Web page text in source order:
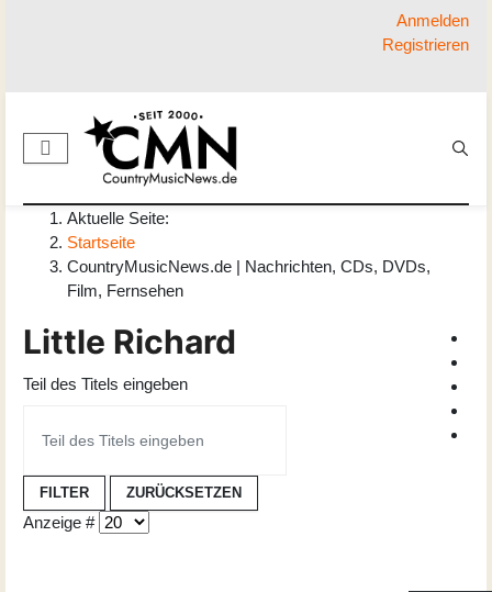
Anmelden
Registrieren
Aktuelle Seite:
Startseite
CountryMusicNews.de | Nachrichten, CDs, DVDs,
Film, Fernsehen
Little Richard
Teil des Titels eingeben
FILTER ZURÜCKSETZEN
Anzeige #